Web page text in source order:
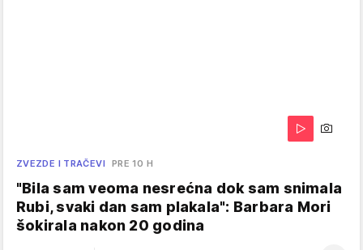
ZVEZDE I TRAČEVI PRE 10 H
"Bila sam veoma nesrećna dok sam snimala
Rubi, svaki dan sam plakala": Barbara Mori
šokirala nakon 20 godina